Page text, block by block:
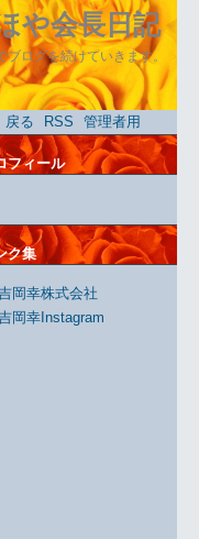
や会長日記
ログを続けていきます。
戻る RSS 管理者用
フィール
ク集
岡幸株式会社
岡幸Instagram